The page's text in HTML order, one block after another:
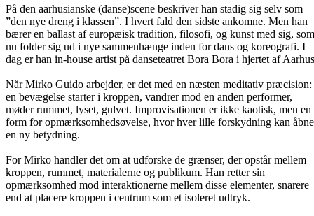
På den aarhusianske (danse)scene beskriver han stadig sig selv som
”den nye dreng i klassen”. I hvert fald den sidste ankomne. Men han
bærer en ballast af europæisk tradition, filosofi, og kunst med sig, som
nu folder sig ud i nye sammenhænge inden for dans og koreografi. I
dag er han in-house artist på danseteatret Bora Bora i hjertet af
Når Mirko Guido arbejder, er det med en næsten meditativ præcision:
en bevægelse starter i kroppen, vandrer mod en anden performer,
møder rummet, lyset, gulvet. Improvisationen er ikke kaotisk, men en
form for opmærksomhedsøvelse, hvor hver lille forskydning kan åbne
en ny betydning.
For Mirko handler det om at udforske de grænser, der opstår mellem
kroppen, rummet, materialerne og publikum. Han retter sin
opmærksomhed mod interaktionerne mellem disse elementer, snarere
end at placere kroppen i centrum som et isoleret udtryk.